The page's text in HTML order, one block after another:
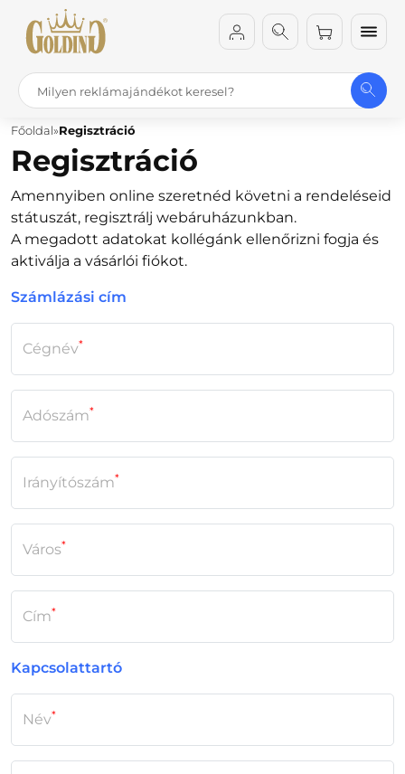
Főoldal Regisztráció
Regisztráció
Amennyiben online szeretnéd követni a rendeléseid
státuszát, regisztrálj webáruházunkban.
A megadott adatokat kollégánk ellenőrizni fogja és
aktiválja a vásárlói fiókot.
Számlázási cím
Cégnév*
Adószám*
Irányítószám*
Város*
Cím*
Kapcsolattartó
Név*